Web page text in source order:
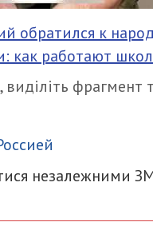
обратился к
как работают
фрагмент
незалежними